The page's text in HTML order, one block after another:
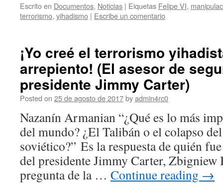
Escrito en Documentos, Noticias | Eiquetas Felipe VI,
terrorismo, yihadismo | Escribe un comentario
¡Yo creé el terrorismo
arrepiento! (El asesor de
presidente Jimmy Carter)
Posted on 25 de agosto de 2017byadmin4rc0
Nazanín Armanian “¿Qué es lo más
del mundo? ¿El Talibán o el colapso
soviético?” Es la respuesta de quién
del presidente Jimmy Carter, Zbigniew
pregunta de la … Continue reading →